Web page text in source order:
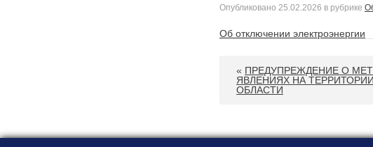
Опубликовано 25.02.2026 в рубрике
Об отключении электроэнергии
« ПРЕДУПРЕЖДЕНИЕ О
ЯВЛЕНИЯХ НА
ОБЛАСТИ